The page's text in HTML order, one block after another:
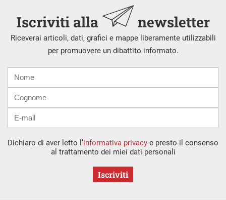
Iscriviti alla newsletter
Riceverai articoli, dati, grafici e mappe liberamente utilizzabili
per promuovere un dibattito informato.
mail
Dichiaro di aver letto l’informativa privacy e presto il consenso
al trattamento dei miei dati personali
Iscriviti